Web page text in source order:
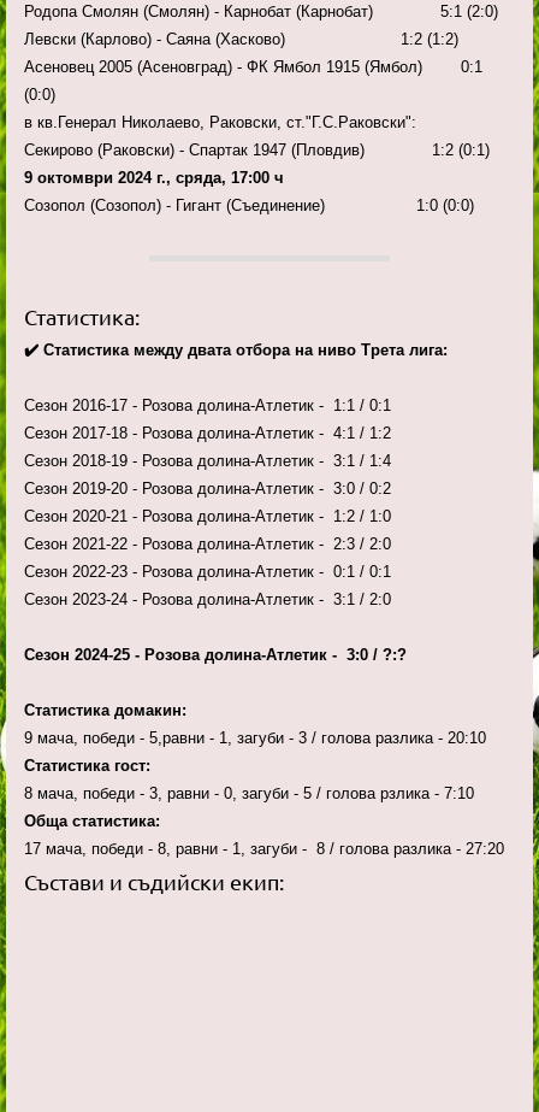
Родопа Смолян (Смолян) - Карнобат (Карнобат) 5:1 (2:0)
Левски (Карлово) - Саяна (Хасково) 1:2 (1:2)
Асеновец 2005 (Асеновград) - ФК Ямбол 1915 (Ямбол) 0:1
(0:0)
в кв.Генерал Николаево, Раковски, ст."Г.С.Раковски":
Секирово (Раковски) - Спартак 1947 (Пловдив) 1:2 (0:1)
9 октомври 2024 г., сряда, 17:00 ч
Созопол (Созопол) - Гигант (Съединение) 1:0 (0:0)
Статистика:
✔️ Статистика между двата отбора на ниво Трета лига:
Сезон 2016-17 - Розова долина-Атлетик - 1:1 / 0:1
Сезон 2017-18 - Розова долина-Атлетик - 4:1 / 1:2
Сезон 2018-19 - Розова долина-Атлетик - 3:1 / 1:4
Сезон 2019-20 - Розова долина-Атлетик - 3:0 / 0:2
Сезон 2020-21 - Розова долина-Атлетик - 1:2 / 1:0
Сезон 2021-22 - Розова долина-Атлетик - 2:3 / 2:0
Сезон 2022-23 - Розова долина-Атлетик - 0:1 / 0:1
Сезон 2023-24 - Розова долина-Атлетик - 3:1 / 2:0
Сезон 2024-25 - Розова долина-Атлетик - 3:0 / ?:?
Статистика домакин:
9 мача, победи - 5,равни - 1, загуби - 3 / голова разлика - 20:10
Статистика гост:
8 мача, победи - 3, равни - 0, загуби - 5 / голова рзлика - 7:10
Обща статистика:
17 мача, победи - 8, равни - 1, загуби - 8 / голова разлика - 27:20
Състави и съдийски екип: